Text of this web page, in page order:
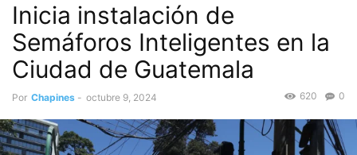
Inicia instalación de
Semáforos Inteligentes en la
Ciudad de Guatemala
Por Chapines - octubre 9, 2024 0
620